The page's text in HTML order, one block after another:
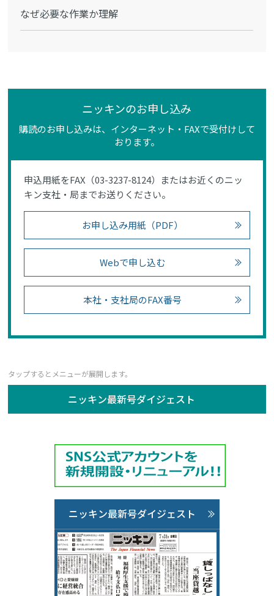
なぜ必要な作業か理解
ニッキンのお申し込み
購読のお申し込みは、インターネット・FAXで受付けして
おります。
申込用紙をFAX（03-3237-8124）またはお近くのニッ
キン支社・局までお送りください。
お申し込み用紙（PDF）
Webで申し込む
本社・支社局のFAX番号
ニッキン最新号ダイジェスト
ニッキン最新号ダイジェスト